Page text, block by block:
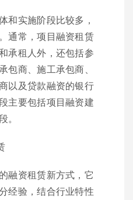
和实施阶段比较多，
通常，项目融资租赁
承租人外，还包括参
包商、施工承包商、
以及贷款融资的银行
主要包括项目融资建
融资租赁新方式，它
经验，结合行业特性